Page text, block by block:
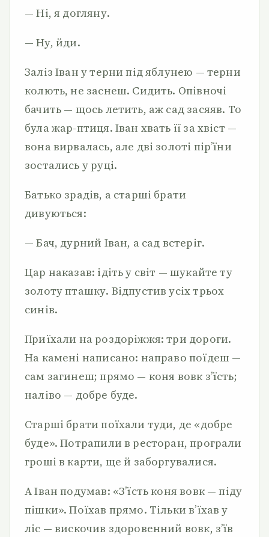
— Ні, я догляну.
— Ну, йди.
Заліз Іван у терни під яблунею — терни
колють, не заснеш. Сидить. Опівночі
бачить — щось летить, аж сад засяяв. То
була жар-птиця. Іван хвать її за хвіст —
вона вирвалась, але дві золоті пір’їни
зостались у руці.
Батько зрадів, а старші брати
дивуються:
— Бач, дурний Іван, а сад встеріг.
Цар наказав: ідіть у світ — шукайте ту
золоту пташку. Відпустив усіх трьох
синів.
Приїхали на роздоріжжя: три дороги.
На камені написано: направо поїдеш —
сам загинеш; прямо — коня вовк з’їсть;
наліво — добре буде.
Старші брати поїхали туди, де «добре
буде». Потрапили в ресторан, програли
гроші в карти, ще й заборгувалися.
А Іван подумав: «З’їсть коня вовк — піду
пішки». Поїхав прямо. Тільки в’їхав у
ліс — вискочив здоровенний вовк, з’їв